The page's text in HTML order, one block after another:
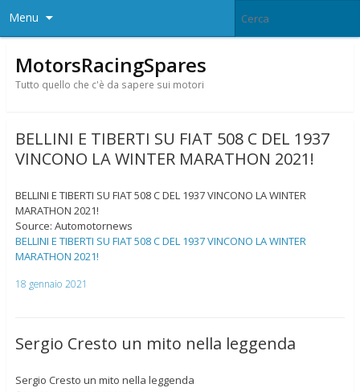
Menu
MotorsRacingSpares
Tutto quello che c'è da sapere sui motori
BELLINI E TIBERTI SU FIAT 508 C DEL 1937
VINCONO LA WINTER MARATHON 2021!
BELLINI E TIBERTI SU FIAT 508 C DEL 1937 VINCONO LA WINTER
MARATHON 2021!
Source: Automotornews
BELLINI E TIBERTI SU FIAT 508 C DEL 1937 VINCONO LA WINTER
MARATHON 2021!
18 gennaio 2021
Sergio Cresto un mito nella leggenda
Sergio Cresto un mito nella leggenda